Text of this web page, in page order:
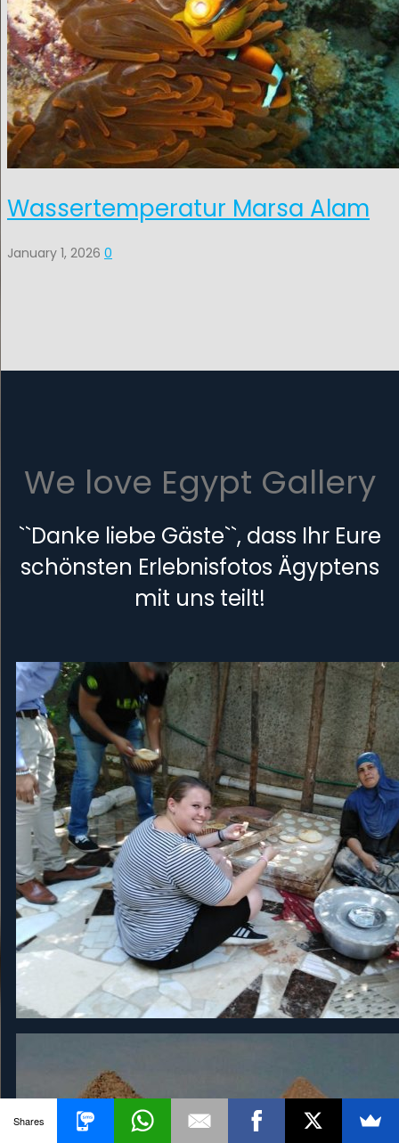
Wassertemperatur Marsa Alam
January 1, 2026 0
We love Egypt Gallery
``Danke liebe Gäste``, dass Ihr Eure
schönsten Erlebnisfotos Ägyptens
mit uns teilt!
Shares